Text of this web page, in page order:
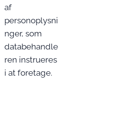
af
personoplysni
nger, som
databehandle
ren instrueres
i at foretage.